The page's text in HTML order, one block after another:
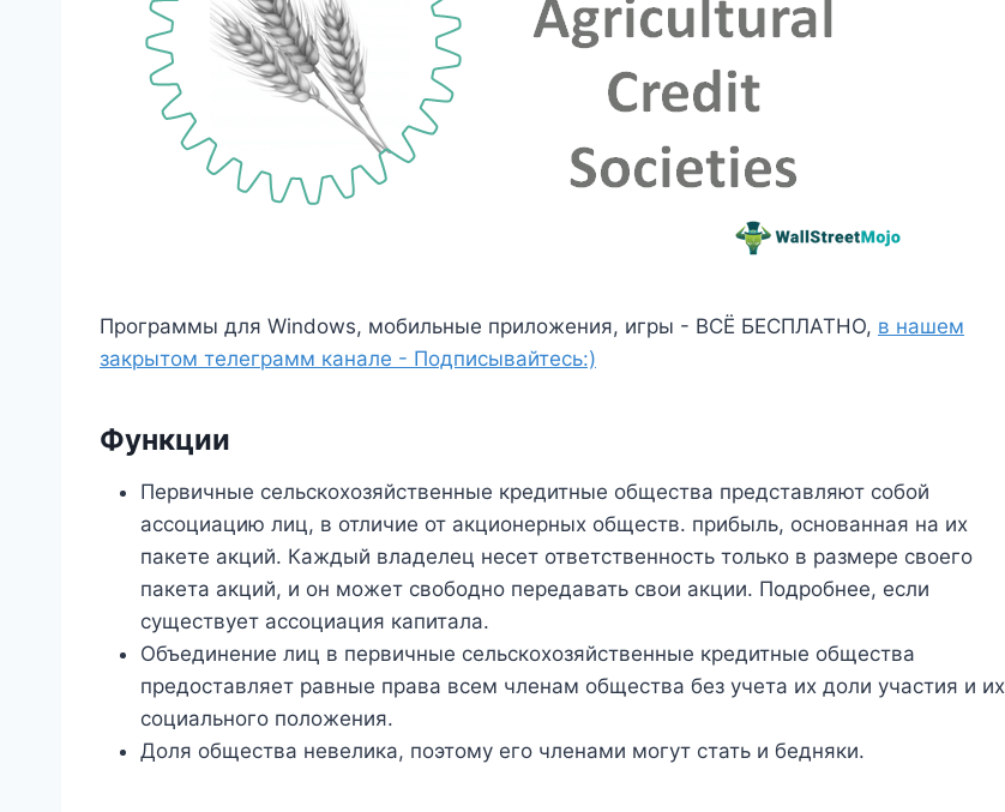
Программы для Windows, мобильные приложения, игры - ВСЁ БЕСПЛАТНО, в нашем
закрытом телеграмм канале - Подписывайтесь:)
Функции
Первичные сельскохозяйственные кредитные общества представляют собой
ассоциацию лиц, в отличие от акционерных обществ. прибыль, основанная на их
пакете акций. Каждый владелец несет ответственность только в размере своего
пакета акций, и он может свободно передавать свои акции. Подробнее, если
существует ассоциация капитала.
Объединение лиц в первичные сельскохозяйственные кредитные общества
предоставляет равные права всем членам общества без учета их доли участия и их
социального положения.
Доля общества невелика, поэтому его членами могут стать и бедняки.